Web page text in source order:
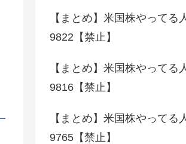
【まとめ】米国株やってる
9822【禁止】
【まとめ】米国株やってる
9816【禁止】
【まとめ】米国株やってる
9765【禁止】